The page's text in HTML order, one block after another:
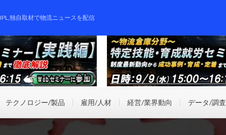
独自取材で物流ニュースを配信
テクノロジー/製品 雇用/人材 経営/業界動向 データ/調査